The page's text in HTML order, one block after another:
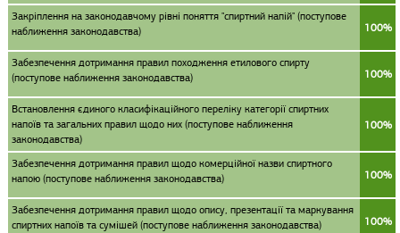
Закріплення на законодавчому рівні поняття "спиртний напій" (поступове
наближення законодавства)
100%
Забезпечення дотримання правил походження етилового спирту
(поступове наближення законодавства)
100%
Встановлення єдиного класифікаційного переліку категорії спиртних
напоїв та загальних правил щодо них (поступове наближення
законодавства)
100%
Забезпечення дотримання правил щодо комерційної назви спиртного
напою (поступове наближення законодавства)
100%
Забезпечення дотримання правил щодо опису, презентації та маркування
спиртних напоїв та сумішей (поступове наближення законодавства)
100%